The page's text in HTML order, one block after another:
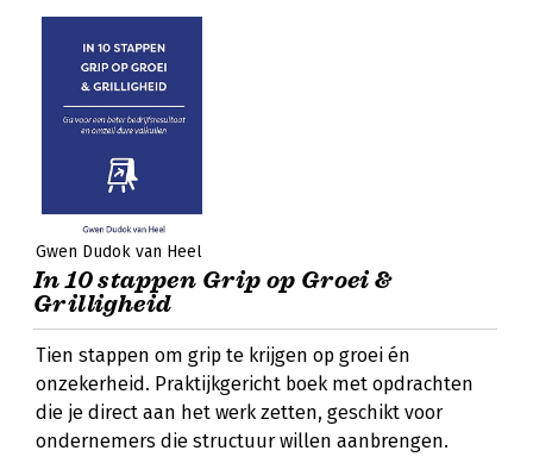
Gwen Dudok van Heel
In 10 stappen Grip op Groei &
Grilligheid
Tien stappen om grip te krijgen op groei én
onzekerheid. Praktijkgericht boek met opdrachten
die je direct aan het werk zetten, geschikt voor
ondernemers die structuur willen aanbrengen.